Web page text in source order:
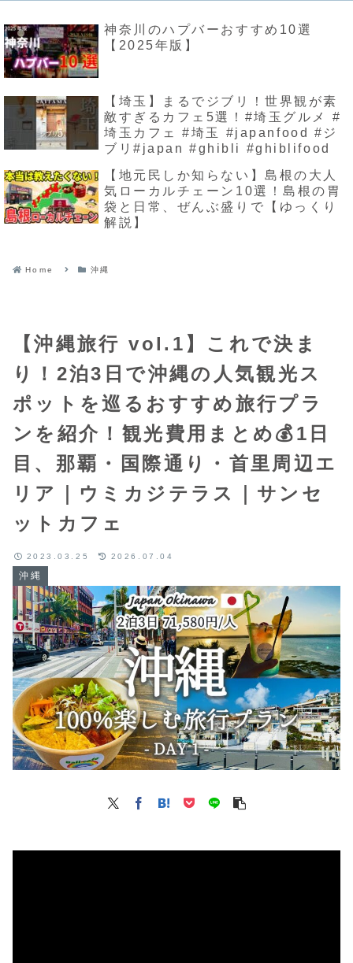
神奈川のハプバーおすすめ10選
【2025年版】
【埼玉】まるでジブリ！世界観が素
敵すぎるカフェ5選！#埼玉グルメ #
埼玉カフェ #埼玉 #japanfood #ジ
ブリ#japan #ghibli #ghiblifood
【地元民しか知らない】島根の大人
気ローカルチェーン10選！島根の胃
袋と日常、ぜんぶ盛りで【ゆっくり
解説】
Home 沖縄
【沖縄旅行 vol.1】これで決ま
り！2泊3日で沖縄の人気観光ス
ポットを巡るおすすめ旅行プラ
ンを紹介！観光費用まとめ💰1日
目、那覇・国際通り・首里周辺エ
リア｜ウミカジテラス｜サンセ
ットカフェ
沖縄
2023.03.25 2026.07.04